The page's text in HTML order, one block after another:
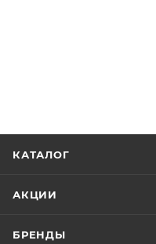
КАТАЛОГ
АКЦИИ
БРЕНДЫ